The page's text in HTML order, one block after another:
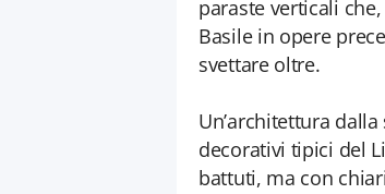
paraste verticali
Basile in opere
svettare oltre.
Un’architettura
decorativi tipici del
battuti, ma con